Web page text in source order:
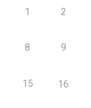
1 2
8 9
15 16